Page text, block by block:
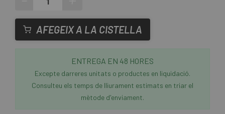
AFEGEIX A LA CISTELLA
ENTREGA EN 48 HORES
Excepte darreres unitats o productes en liquidació.
Consulteu els temps de lliurament estimats en triar el
mètode d'enviament.